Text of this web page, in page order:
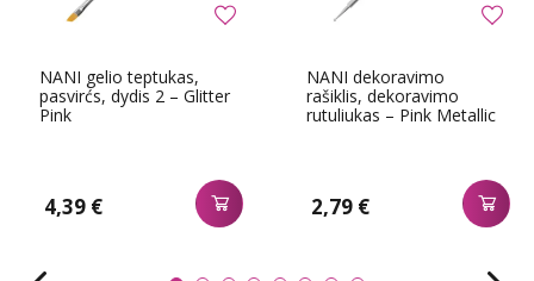
NANI gelio teptukas,
pasvirćs, dydis 2 – Glitter
Pink
4,39 €
NANI dekoravimo
rašiklis, dekoravimo
rutuliukas – Pink Metallic
2,79 €